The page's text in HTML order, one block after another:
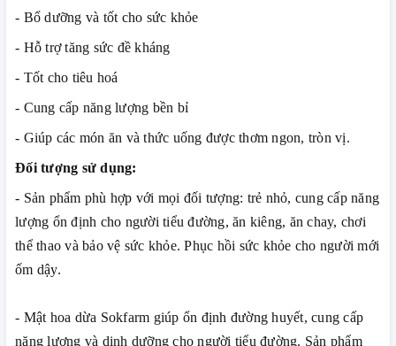
- Bổ dưỡng và tốt cho sức khỏe
- Hỗ trợ tăng sức đề kháng
- Tốt cho tiêu hoá
- Cung cấp năng lượng bền bỉ
- Giúp các món ăn và thức uống được thơm ngon, tròn vị.
Đối tượng sử dụng:
- Sản phẩm phù hợp với mọi đối tượng: trẻ nhỏ, cung cấp năng
lượng ổn định cho người tiểu đường, ăn kiêng, ăn chay, chơi
thể thao và bảo vệ sức khỏe. Phục hồi sức khỏe cho người mới
ốm dậy.
- Mật hoa dừa Sokfarm giúp ổn định đường huyết, cung cấp
năng lượng và dinh dưỡng cho người tiểu đường. Sản phẩm